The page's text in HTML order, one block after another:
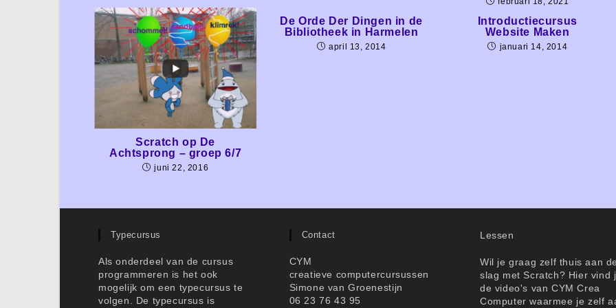
Scratch op De
Achtsprong – groep 6/7
juni 22, 2016
De Orde Der Dingen in de
Bibliotheek in Harmelen
april 13, 2014
Introductiecursus
Website Maken
januari 14, 2014
Typecursus
Als onderdeel van de cursus
programmeren is het ook
mogelijk om een typecursus te
volgen. De typecursus is
Contact
CYM
creatieve computercursussen
Simone van Groenestijn
06 23 76 43 95
Lessen
Wil je graag zelf thuis aan de
slag met Scratch? Hier vind
de video's van CYM Crea
Computer waarmee je zelf